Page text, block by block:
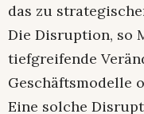
das zu
Die Disruption, so
tiefgreifende
Geschäftsmodelle
Eine solche